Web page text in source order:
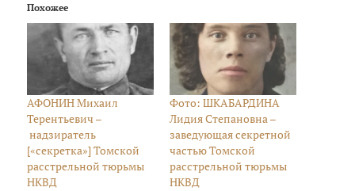
Похожее
АФОНИН Михаил
Терентьевич –
надзиратель
[«секретка»] Томской
расстрельной тюрьмы
НКВД
Фото: ШКАБАРДИНА
Лидия Степановна –
заведующая секретной
частью Томской
расстрельной тюрьмы
НКВД